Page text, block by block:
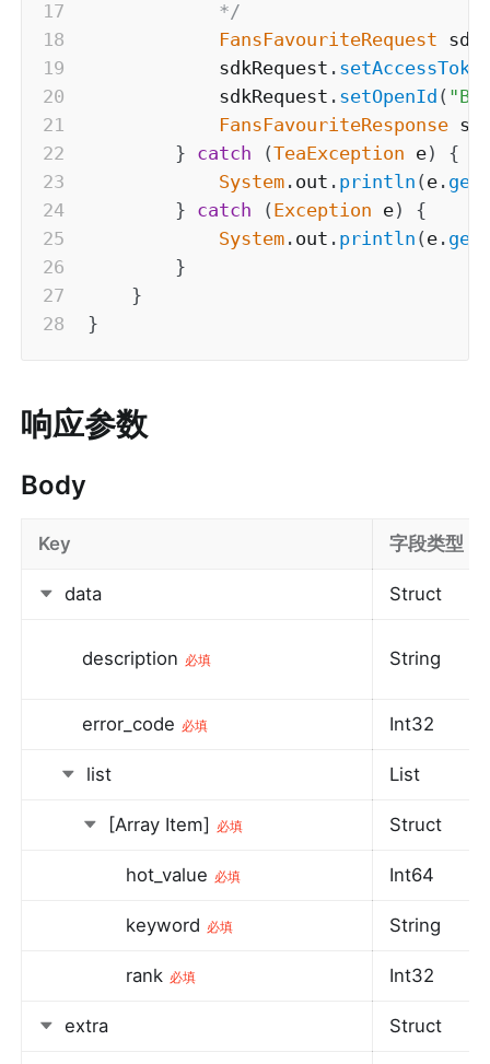
            */
FansFavouriteRequest
            sdkRequest
.
            sdkRequest
. setOpenId (
FansFavouriteResponse
} catch (TeaException e)
{
System . out . println ( e .
} catch ( Exception e)
{
System . out . println ( e .
}
}
}
响应参数
Body
Key 字段类型
data Struct
description 必填 String
error_code 必填 Int32
list List
[Array Item] 必填 Struct
hot_value 必填 Int64
keyword 必填 String
rank 必填 Int32
extra Struct